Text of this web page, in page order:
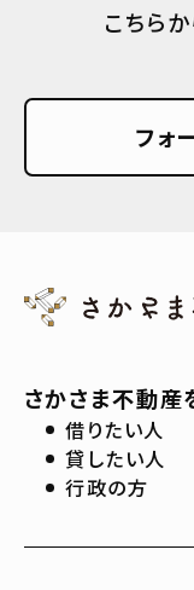
こちら
フォ
さかさま不動産
借りたい人
貸したい人
行政の方